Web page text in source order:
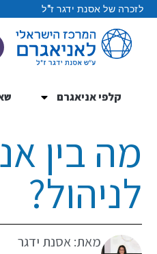
לזכרה של אסנת ידגר ז"ל
קלפי אניאגרם
מה בין
לניהול?
מאת: אסנת ידגר